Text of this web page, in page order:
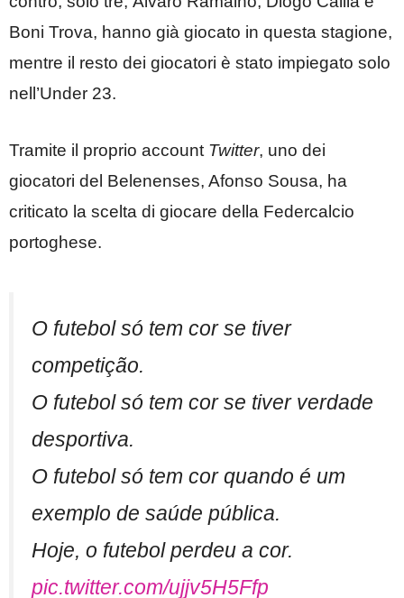
Boni Trova, hanno già giocato in questa stagione,
mentre il resto dei giocatori è stato impiegato solo
nell’Under 23.
Tramite il proprio account Twitter, uno dei
giocatori del Belenenses, Afonso Sousa, ha
criticato la scelta di giocare della Federcalcio
portoghese.
O futebol só tem cor se tiver
competição.
O futebol só tem cor se tiver verdade
desportiva.
O futebol só tem cor quando é um
exemplo de saúde pública.
Hoje, o futebol perdeu a cor.
pic.twitter.com/ujjv5H5Ffp